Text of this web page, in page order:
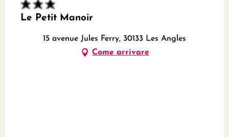
Le Petit Manoir
15 avenue Jules Ferry, 30133 Les Angles
Come arrivare